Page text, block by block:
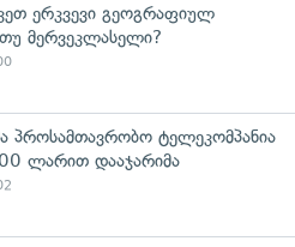
ერკვევი გეოგრაფიულ
თუ მერვეკლასელი?
პროსამთავრობო ტელეკომპანია
ლარით დააჯარიმა